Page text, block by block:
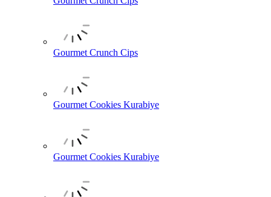
Gourmet Crunch Cips
Gourmet Cookies Kurabiye
Gourmet Cookies Kurabiye